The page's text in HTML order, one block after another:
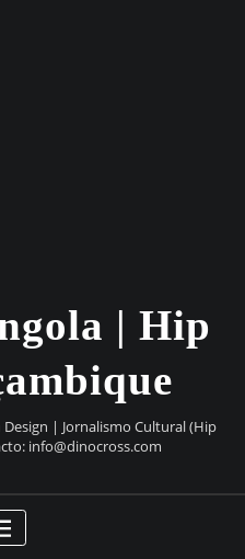
| Hip
| Jornalismo Cultural (Hip
info@dinocross.com